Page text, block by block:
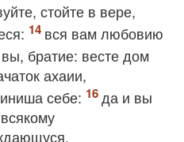
стойте в вере,
вся вам любовию
братие: весте дом
ахаии,
себе:
да и вы